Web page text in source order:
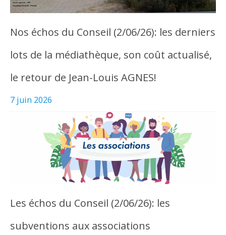
Nos échos du Conseil (2/06/26): les derniers
lots de la médiathèque, son coût actualisé,
le retour de Jean-Louis AGNES!
7 juin 2026
Les échos du Conseil (2/06/26): les
subventions aux associations